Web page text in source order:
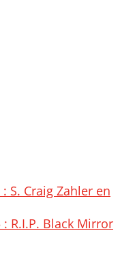
S. Craig Zahler en
R.I.P. Black Mirror